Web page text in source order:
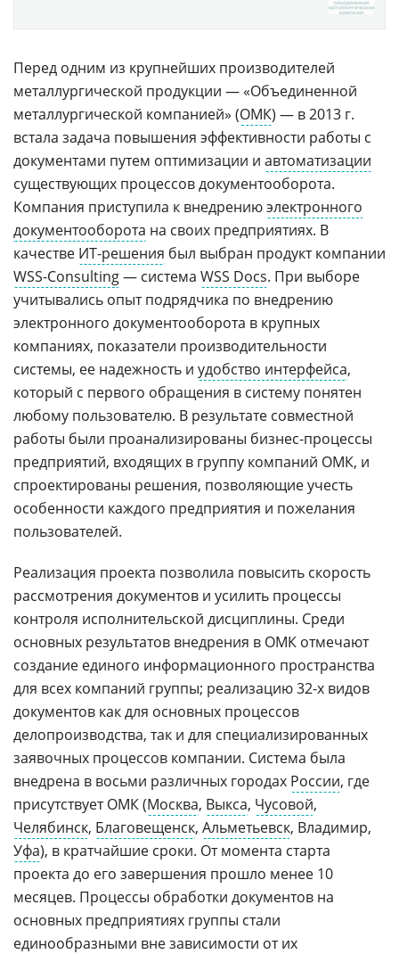
Перед одним из крупнейших производителей
металлургической продукции — «Объединенной
металлургической компанией» (ОМК) — в 2013 г.
встала задача повышения эффективности работы с
документами путем оптимизации и автоматизации
существующих процессов документооборота.
Компания приступила к внедрениюэлектронного
документооборота на своих предприятиях. В
качестве ИТ-решения был выбран продукт компании
WSS-Consulting— система WSS Docs. При выборе
учитывались опыт подрядчика по внедрению
электронного документооборота в крупных
компаниях, показатели производительности
системы, ее надежность и удобство интерфейса,
который с первого обращения в систему понятен
любому пользователю. В результате совместной
работы были проанализированы бизнес-процессы
предприятий, входящих в группу компаний ОМК, и
спроектированы решения, позволяющие учесть
особенности каждого предприятия и пожелания
пользователей.
Реализация проекта позволила повысить скорость
рассмотрения документов и усилить процессы
контроля исполнительской дисциплины. Среди
основных результатов внедрения в ОМК отмечают
создание единого информационного пространства
для всех компаний группы; реализацию 32-х видов
документов как для основных процессов
делопроизводства, так и для специализированных
заявочных процессов компании. Система была
внедрена в восьми различных городах России, где
присутствует ОМК (Москва, Выкса, Чусовой,
Челябинск, Благовещенск, Альметьевск, Владимир,
Уфа), в кратчайшие сроки. От момента старта
проекта до его завершения прошло менее 10
месяцев. Процессы обработки документов на
основных предприятиях группы стали
единообразными вне зависимости от их